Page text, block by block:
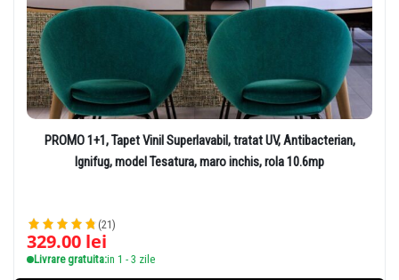
PROMO 1+1, Tapet Vinil Superlavabil, tratat UV, Antibacterian,
Ignifug, model Tesatura, maro inchis, rola 10.6mp
(21)
329.00 lei
Livrare gratuita:in 1 - 3 zile